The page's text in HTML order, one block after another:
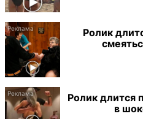
Ролик
Ролик длится
в